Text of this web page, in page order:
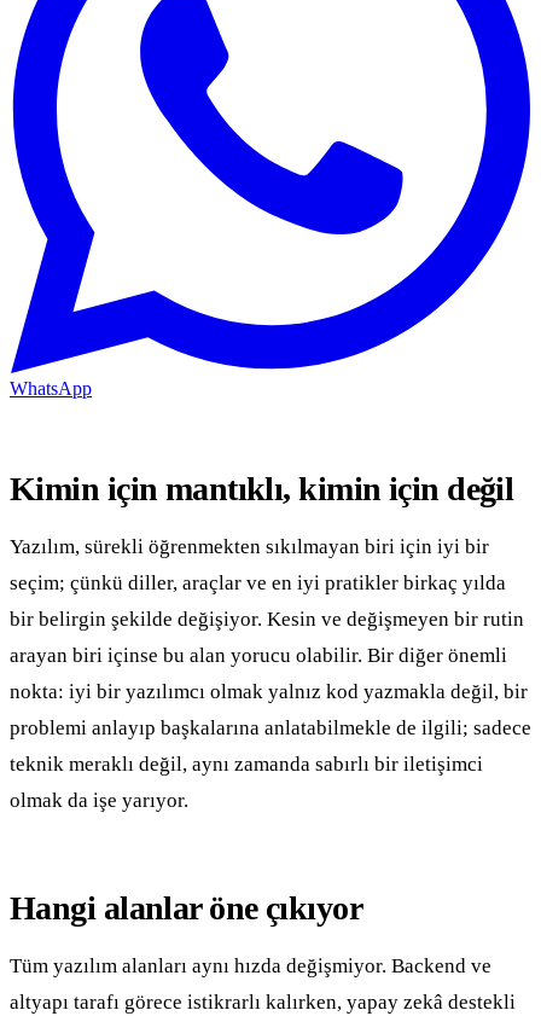
WhatsApp
Kimin için mantıklı, kimin için değil
Yazılım, sürekli öğrenmekten sıkılmayan biri için iyi bir
seçim; çünkü diller, araçlar ve en iyi pratikler birkaç yılda
bir belirgin şekilde değişiyor. Kesin ve değişmeyen bir rutin
arayan biri içinse bu alan yorucu olabilir. Bir diğer önemli
nokta: iyi bir yazılımcı olmak yalnız kod yazmakla değil, bir
problemi anlayıp başkalarına anlatabilmekle de ilgili; sadece
teknik meraklı değil, aynı zamanda sabırlı bir iletişimci
olmak da işe yarıyor.
Hangi alanlar öne çıkıyor
Tüm yazılım alanları aynı hızda değişmiyor. Backend ve
altyapı tarafı görece istikrarlı kalırken, yapay zekâ destekli